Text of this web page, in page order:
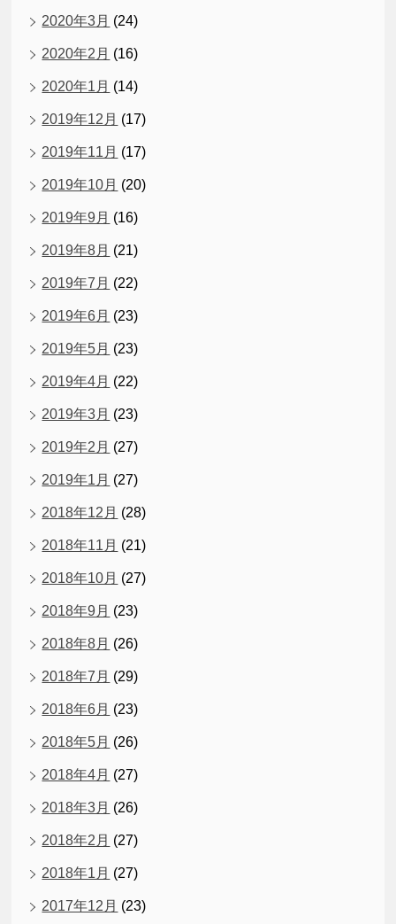
2020年3月 (24)
2020年2月 (16)
2020年1月 (14)
2019年12月 (17)
2019年11月 (17)
2019年10月 (20)
2019年9月 (16)
2019年8月 (21)
2019年7月 (22)
2019年6月 (23)
2019年5月 (23)
2019年4月 (22)
2019年3月 (23)
2019年2月 (27)
2019年1月 (27)
2018年12月 (28)
2018年11月 (21)
2018年10月 (27)
2018年9月 (23)
2018年8月 (26)
2018年7月 (29)
2018年6月 (23)
2018年5月 (26)
2018年4月 (27)
2018年3月 (26)
2018年2月 (27)
2018年1月 (27)
2017年12月 (23)